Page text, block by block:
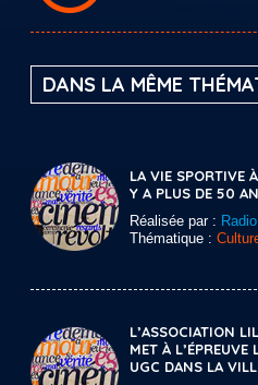
DANS LA MÊME
LA VIE SPORTIVE
Y A PLUS DE 50
Réalisée par :
Thématique :
L’ASSOCIATION
MET À L’ÉPREUVE
UGC DANS LA